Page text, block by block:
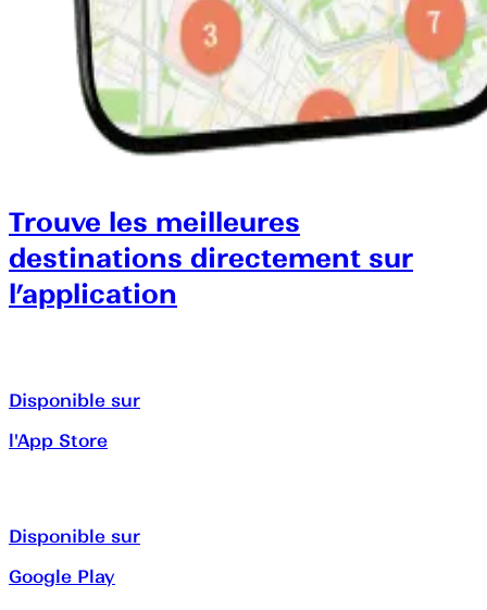
Trouve les meilleures
destinations directement sur
l’application
Disponible sur
l'App Store
Disponible sur
Google Play